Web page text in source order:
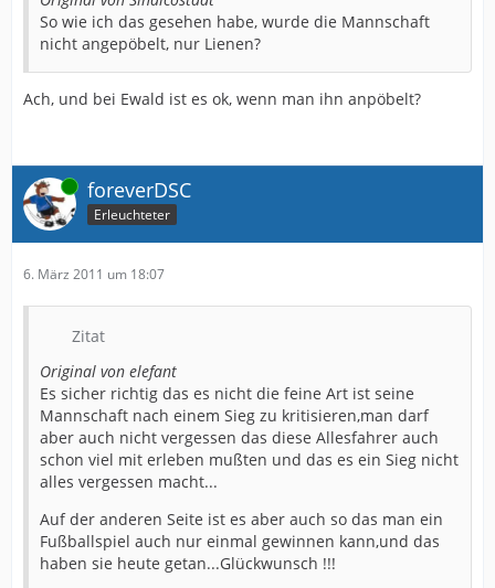
So wie ich das gesehen habe, wurde die Mannschaft
nicht angepöbelt, nur Lienen?
Ach, und bei Ewald ist es ok, wenn man ihn anpöbelt?
Online foreverDSC
Erleuchteter
6. März 2011 um 18:07
Zitat
Original von elefant
Es sicher richtig das es nicht die feine Art ist seine
Mannschaft nach einem Sieg zu kritisieren,man darf
aber auch nicht vergessen das diese Allesfahrer auch
schon viel mit erleben mußten und das es ein Sieg nicht
alles vergessen macht...
Auf der anderen Seite ist es aber auch so das man ein
Fußballspiel auch nur einmal gewinnen kann,und das
haben sie heute getan...Glückwunsch !!!